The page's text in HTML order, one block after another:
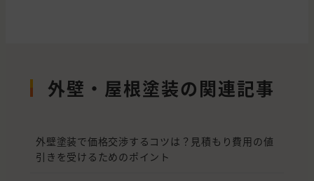
外壁・屋根塗装の関連記事
外壁塗装で価格交渉するコツは？見積もり費用の値
引きを受けるためのポイント